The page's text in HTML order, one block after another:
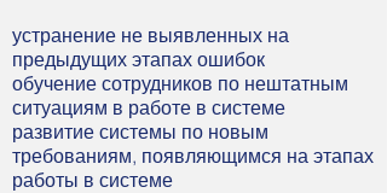
устранение не выявленных на
предыдущих этапах ошибок
обучение сотрудников по нештатным
ситуациям в работе в системе
развитие системы по новым
требованиям, появляющимся на этапах
работы в системе